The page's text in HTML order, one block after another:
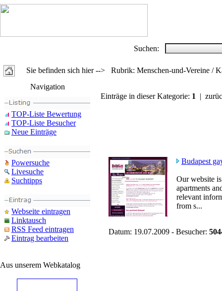
Suchen:
Sie befinden sich hier --> Rubrik: Menschen-und-Vereine /
Navigation
TOP-Liste Bewertung
TOP-Liste Besucher
Neue Einträge
Powersuche
Livesuche
Suchtipps
Webseite eintragen
Linktausch
RSS Feed eintragen
Eintrag bearbeiten
Aus unserem Webkatalog
Einträge in dieser Kategorie: 1 |
Budapest
Our website
apartments
relevant
from s...
Datum: 19.07.2009 - Besucher: